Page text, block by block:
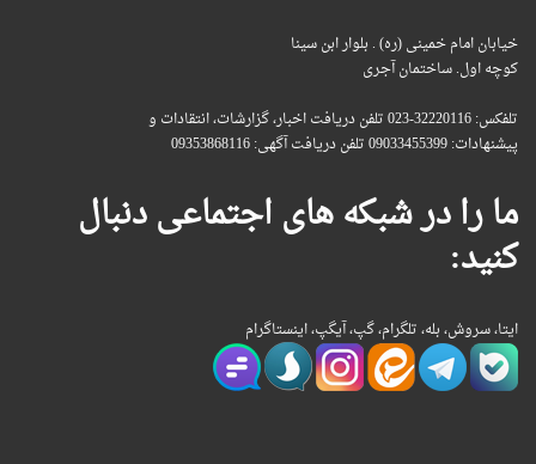
خیابان امام خمینی (ره) . بلوار ابن سینا
کوچه اول. ساختمان آجری
تلفکس: 32220116-023 تلفن دریافت اخبار، گزارشات، انتقادات و
پیشنهادات: 09033455399 تلفن دریافت آگهی: 09353868116
ما را در شبکه های اجتماعی دنبال
کنید:
ایتا، سروش، بله، تلگرام، گپ، آیگپ، اینستاگرام